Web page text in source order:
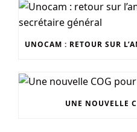
UNE NOUVELLE